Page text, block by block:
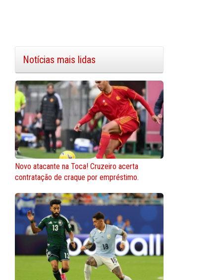
Notícias mais lidas
Novo atacante na Toca! Cruzeiro acerta
contratação de craque por empréstimo.